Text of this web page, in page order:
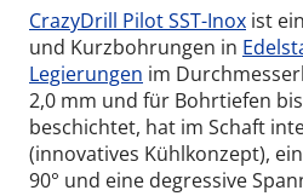
CrazyDrill Pilot SST-Inox ist
und Kurzbohrungen in
Legierungen im
2,0 mm und für Bohrtiefen
beschichtet, hat im Schaft
(innovatives Kühlkonzept),
90° und eine degressive